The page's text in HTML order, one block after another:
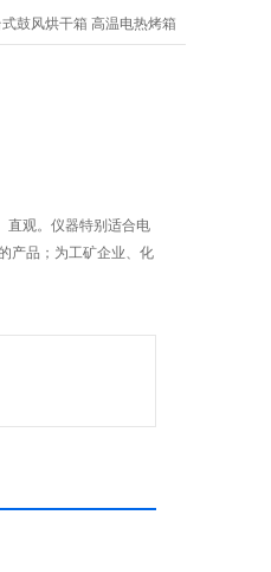
鼓风烘干箱 高温电热烤箱
直观。仪器特别适合电
产品；为工矿企业、化